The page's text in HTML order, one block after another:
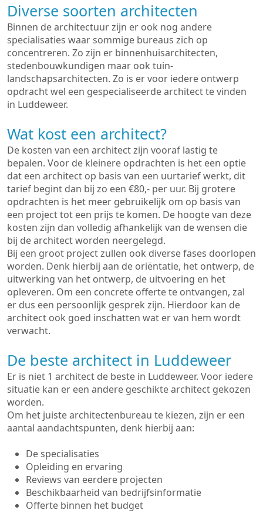
Diverse soorten architecten
Binnen de architectuur zijn er ook nog andere
specialisaties waar sommige bureaus zich op
concentreren. Zo zijn er binnenhuisarchitecten,
stedenbouwkundigen maar ook tuin-
landschapsarchitecten. Zo is er voor iedere ontwerp
opdracht wel een gespecialiseerde architect te vinden
in Luddeweer.
Wat kost een architect?
De kosten van een architect zijn vooraf lastig te
bepalen. Voor de kleinere opdrachten is het een optie
dat een architect op basis van een uurtarief werkt, dit
tarief begint dan bij zo een €80,- per uur. Bij grotere
opdrachten is het meer gebruikelijk om op basis van
een project tot een prijs te komen. De hoogte van deze
kosten zijn dan volledig afhankelijk van de wensen die
bij de architect worden neergelegd.
Bij een groot project zullen ook diverse fases doorlopen
worden. Denk hierbij aan de oriëntatie, het ontwerp, de
uitwerking van het ontwerp, de uitvoering en het
opleveren. Om een concrete offerte te ontvangen, zal
er dus een persoonlijk gesprek zijn. Hierdoor kan de
architect ook goed inschatten wat er van hem wordt
verwacht.
De beste architect in Luddeweer
Er is niet 1 architect de beste in Luddeweer. Voor iedere
situatie kan er een andere geschikte architect gekozen
worden.
Om het juiste architectenbureau te kiezen, zijn er een
aantal aandachtspunten, denk hierbij aan:
De specialisaties
Opleiding en ervaring
Reviews van eerdere projecten
Beschikbaarheid van bedrijfsinformatie
Offerte binnen het budget